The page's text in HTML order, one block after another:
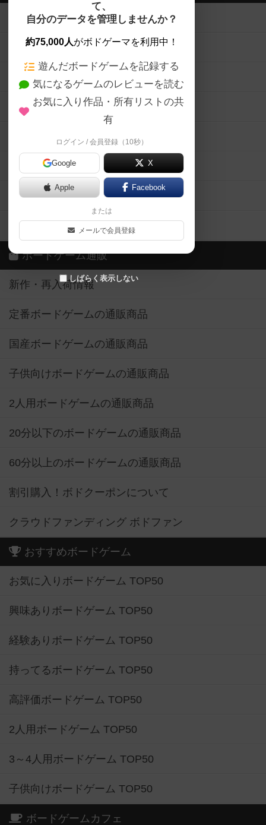
て、
自分のデータを管理しませんか？
約75,000人がボドゲーマを利用中！
遊んだボードゲームを記録する
気になるゲームのレビューを読む
お気に入り作品・所有リストの共
有
ログイン / 会員登録（10秒）
Google X
Apple Facebook
または
メールで会員登録
しばらく表示しない
ボードゲームを検索する
ボードゲームの新着レビュー
ボードゲーム会情報
メカニクス特集
掲示板・トピックス
ボドとも・会員一覧
ボードゲーム業界コラム
ボドゲーマご利用案内
ボードゲーム通販
新作・再入荷情報
定番ボードゲームの通販商品
国産ボードゲームの通販商品
子供向けボードゲームの通販商品
2人用ボードゲームの通販商品
20分以下のボードゲームの通販商品
60分以上のボードゲームの通販商品
割引購入！ボドクーポンについて
クラウドファンディング ボドファン
おすすめボードゲーム
お気に入りボードゲーム TOP50
興味ありボードゲーム TOP50
経験ありボードゲーム TOP50
持ってるボードゲーム TOP50
高評価ボードゲーム TOP50
2人用ボードゲーム TOP50
3～4人用ボードゲーム TOP50
子供向けボードゲーム TOP50
ボードゲームカフェ